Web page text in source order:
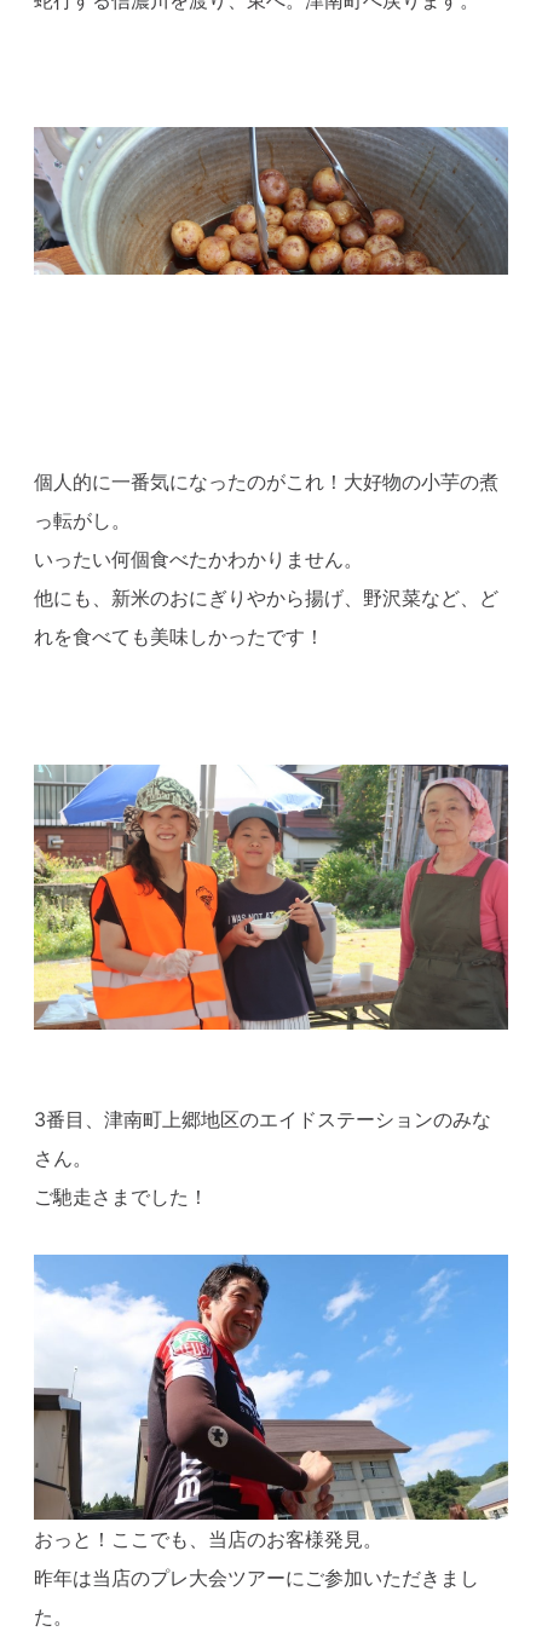
個人的に一番気になったのがこれ！大好物の小芋の煮
っ転がし。
いったい何個食べたかわかりません。
他にも、新米のおにぎりやから揚げ、野沢菜など、ど
れを食べても美味しかったです！
3番目、津南町上郷地区のエイドステーションのみな
さん。
ご馳走さまでした！
おっと！ここでも、当店のお客様発見。
昨年は当店のプレ大会ツアーにご参加いただきまし
た。